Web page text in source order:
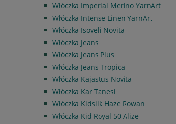
Włóczka Imperial Merino YarnArt
Włóczka Intense Linen YarnArt
Włóczka Isoveli Novita
Włóczka Jeans
Włóczka Jeans Plus
Włóczka Jeans Tropical
Włóczka Kajastus Novita
Włóczka Kar Tanesi
Włóczka Kidsilk Haze Rowan
Włóczka Kid Royal 50 Alize